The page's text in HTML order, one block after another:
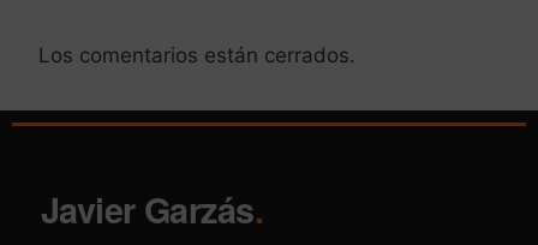
Los comentarios están cerrados.
Javier Garzás.